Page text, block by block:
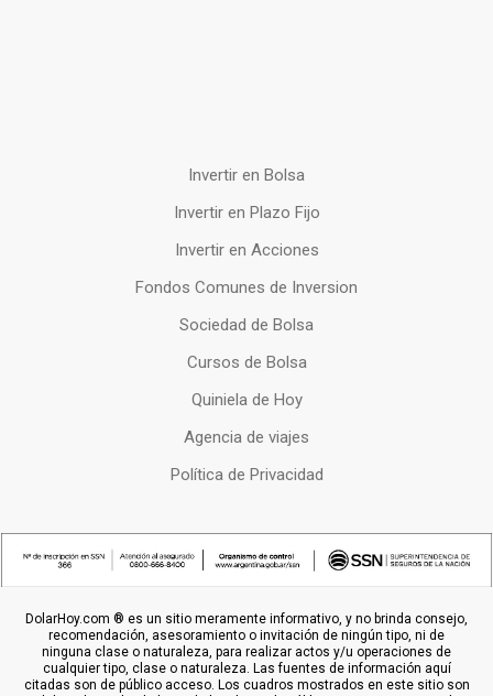
Invertir en Bolsa
Invertir en Plazo Fijo
Invertir en Acciones
Fondos Comunes de Inversion
Sociedad de Bolsa
Cursos de Bolsa
Quiniela de Hoy
Agencia de viajes
Política de Privacidad
DolarHoy.com ® es un sitio meramente informativo, y no brinda consejo,
recomendación, asesoramiento o invitación de ningún tipo, ni de
ninguna clase o naturaleza, para realizar actos y/u operaciones de
cualquier tipo, clase o naturaleza. Las fuentes de información aquí
citadas son de público acceso. Los cuadros mostrados en este sitio son